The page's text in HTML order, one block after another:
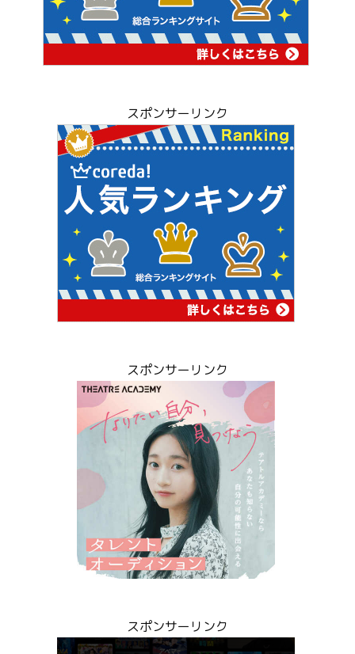
スポンサーリンク
スポンサーリンク
スポンサーリンク